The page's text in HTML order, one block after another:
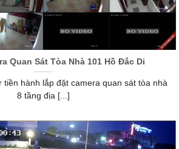
Quan Sát Tòa Nhà 101 Hồ Đắc Di
tiền hành lắp đặt camera quan sát tòa nhà
8 tầng địa [...]